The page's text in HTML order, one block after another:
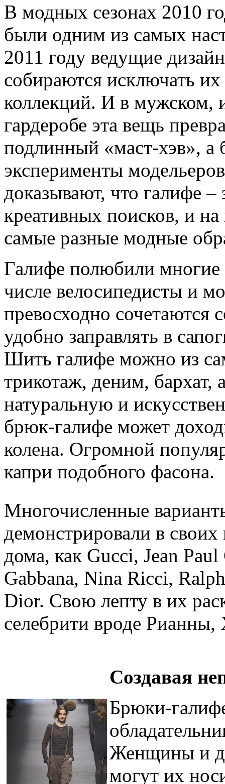
В модных сезонах 2010
были одним из самых
2011 году ведущие
собираются исключать их
коллекций. И в мужском,
гардеробе эта вещь
подлинный «маст-хэв», а
эксперименты
доказывают, что галифе –
креативных поисков, и
самые разные модные
Галифе полюбили
числе велосипедисты и
превосходно
удобно заправлять в
Шить галифе можно из
трикотаж, деним,
натуральную и
брюк-галифе может
колена. Огромной
капри подобного фасона.
Многочисленные
демонстрировали в
дома, как Gucci, Jean
Gabbana, Nina Ricci,
Dior. Свою лепту в их
селебрити вроде
Создавая
Брюки-
Женщины и
могут их